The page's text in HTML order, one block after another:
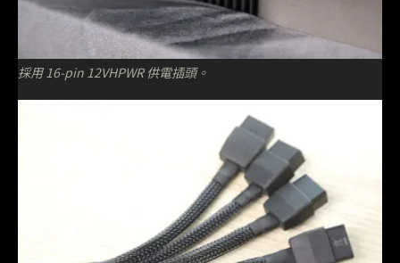
採用 16-pin 12VHPWR 供電插頭。